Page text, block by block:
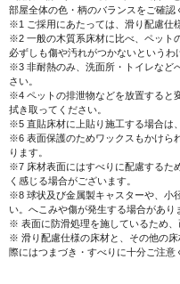
部屋全体の色・柄のバランスをご確認
※1 ご採用にあたっては、滑り配慮仕
※2 一般の木質系床材に比べ、ペット
必ずしも傷や汚れがつかないというわ
※3 非耐熱のみ、洗面所・トイレなど
さい。
※4 ペットの排泄物などを放置すると
拭き取ってください。
※5 直貼床材に上貼り施工する場合は
※6 表面保護のためワックスもかけら
ります。
※7 床材表面にはすべりに配慮するた
く感じる場合がございます。
※8 球状及び金属製キャスターや、小
い。へこみや傷が発生する場合があり
※ 表面に防滑処理を施しているため、
※ 滑り配慮仕様の床材と、その他の
際にはつまづき・すべりに十分ご注意